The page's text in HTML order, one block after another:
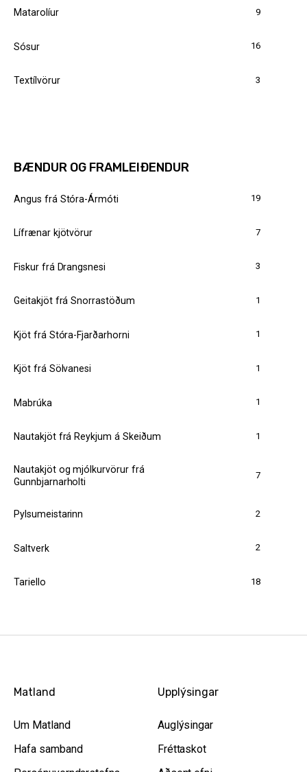
Matarolíur 9
Sósur 16
Textílvörur 3
BÆNDUR OG FRAMLEIÐENDUR
Angus frá Stóra-Ármóti 19
Lífrænar kjötvörur 7
Fiskur frá Drangsnesi 3
Geitakjöt frá Snorrastöðum 1
Kjöt frá Stóra-Fjarðarhorni 1
Kjöt frá Sölvanesi 1
Mabrúka 1
Nautakjöt frá Reykjum á Skeiðum 1
Nautakjöt og mjólkurvörur frá
Gunnbjarnarholti
7
Pylsumeistarinn 2
Saltverk 2
Tariello 18
Matland
Um Matland
Hafa samband
Upplýsingar
Auglýsingar
Fréttaskot